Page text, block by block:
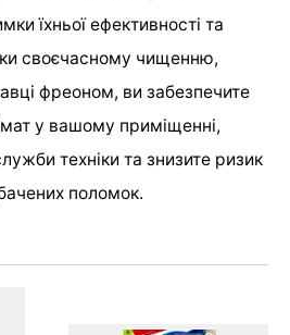
їхньої ефективності та
своєчасному чищенню,
фреоном, ви забезпечите
у вашому приміщенні,
техніки та знизите ризик
поломок.